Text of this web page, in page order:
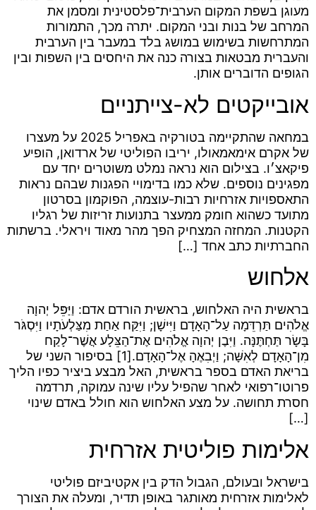
מעוגן בשפת המקום הערבית־פלסטינית ומסמן את
המרחב של בנות ובני המקום. יתרה מכך, התמורות
המתרחשות בשימוש במושג בלד במעבר בין הערבית
והעברית מבטאות בצורה כנה את היחסים בין השפות ובין
הגופים הדוברים אותן.
אובייקטים לא-צייתניים
במחאה שהתקיימה בטורקיה באפריל 2025 על מעצרו
של אקרם אימאמאולו, יריבו הפוליטי של ארדואן, הופיע
פיקאצ׳ו. בצילום הוא נראה נמלט משוטרים יחד עם
מפגינים נוספים. שלא כמו בדימויי הפגנות שבהם נראות
התאספויות אזרחיות רבות-עוצמה, הפוקמון בסרטון
מתועד כשהוא חומק ממעצר בתנועות זריזות של רגליו
הקטנות. המחזה המצחיק הפך מהר מאוד ויראלי. ברשתות
החברתיות כתב אחד […]
אלחוש
בראשית היה האלחוש, בראשית הורדם אדם: וַיַּפֵּל יְהוָה
אֱלֹהִים תַּרְדֵּמָה עַל־הָאָדָם וַיִּישָׁן; וַיִּקַּח אַחַת מִצַּלְעֹתָיו וַיִּסְגֹּר
בָּשָׂר תַּחְתֶּנָּה. וַיִּבֶן יְהוָה אֱלֹהִים אֶת־הַצֵּלָע אֲשֶׁר־לָקַח
מִן־הָאָדָם לְאִשָּׁה; וַיְבִאֶהָ אֶל־הָאָדָם.[1] בסיפור השני של
בריאת האדם בספר בראשית, האל מבצע ביציר כפיו הליך
פרוטו־רפואי לאחר שהפיל עליו שינה עמוקה, תרדמה
חסרת תחושה. על מצע האלחוש הוא חולל באדם שינוי
[…]
אלימות פוליטית אזרחית
בישראל ובעולם, הגבול הדק בין אקטיביזם פוליטי
לאלימות אזרחית מאותגר באופן תדיר, ומעלה את הצורך